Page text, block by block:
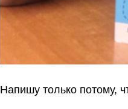
Напишу только потому,